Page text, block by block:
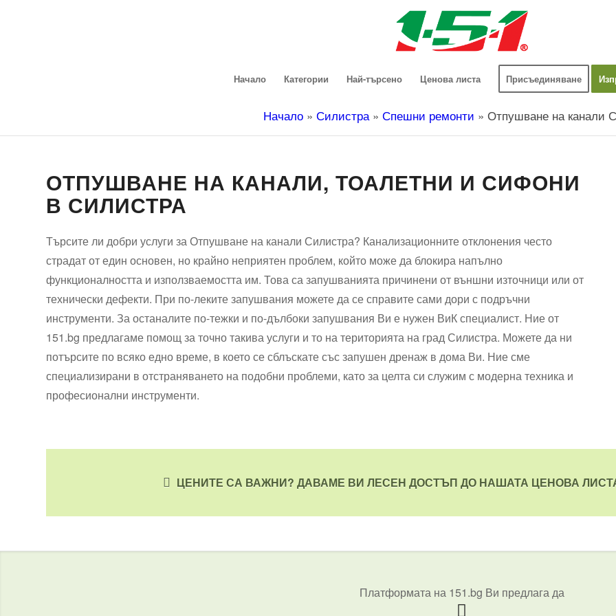
Начало Категории Най-търсено Ценова листа Присъединяване
Начало» Силистра» Спешни ремонти » Отпушване на канали
ОТПУШВАНЕ НА КАНАЛИ, ТОАЛЕТНИ И СИФОНИ
В СИЛИСТРА
Търсите ли добри услуги за Отпушване на канали Силистра? Канализационните отклонения често
страдат от един основен, но крайно неприятен проблем, който може да блокира напълно
функционалността и използваемостта им. Това са запушванията причинени от външни източници или от
технически дефекти. При по-леките запушвания можете да се справите сами дори с подръчни
инструменти. За останалите по-тежки и по-дълбоки запушвания Ви е нужен ВиК специалист. Ние от
151.bg предлагаме помощ за точно такива услуги и то на територията на град Силистра. Можете да ни
потърсите по всяко едно време, в което се сблъскате със запушен дренаж в дома Ви. Ние сме
специализирани в отстраняването на подобни проблеми, като за целта си служим с модерна техника и
професионални инструменти.
ЦЕНИТЕ СА ВАЖНИ? ДАВАМЕ ВИ ЛЕСЕН ДОСТЪП ДО НАШАТА ЦЕНОВА
Платформата на 151.bg Ви предлага да